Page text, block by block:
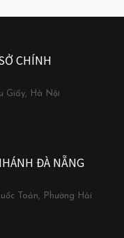
CHÍNH
Giấy, Hà Nội
ĐÀ NẴNG
Toản, Phường Hải